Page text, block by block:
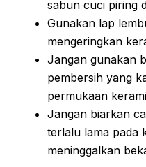
sabun cuci piring
Gunakan lap
mengeringkan
Jangan gunakan
pembersih yang
permukaan
Jangan biarkan
terlalu lama pada
meninggalkan